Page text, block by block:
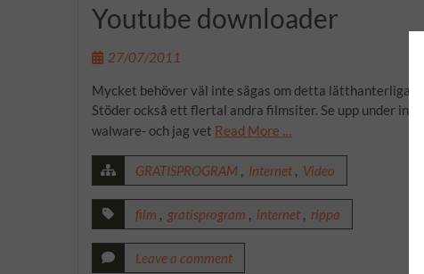
Youtube downloader
27/07/2011
Mycket behöver väl inte sägas om detta lätthanterliga
Stöder också ett flertal andra filmsiter. Se upp under
walware- och jag vet Read More …
GRATISPROGRAM Internet Video
film gratisprogram internet rippa
Leave a comment